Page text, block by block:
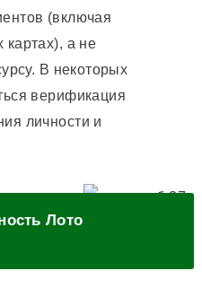
(включая
а не
В некоторых
верификация
личности и
Лото